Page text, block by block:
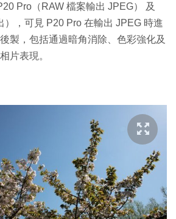
Pro（RAW 檔案輸出 JPEG） 及
），可見 P20 Pro 在輸出 JPEG 時進
製，包括通過暗角消除、色彩強化及
片表現。